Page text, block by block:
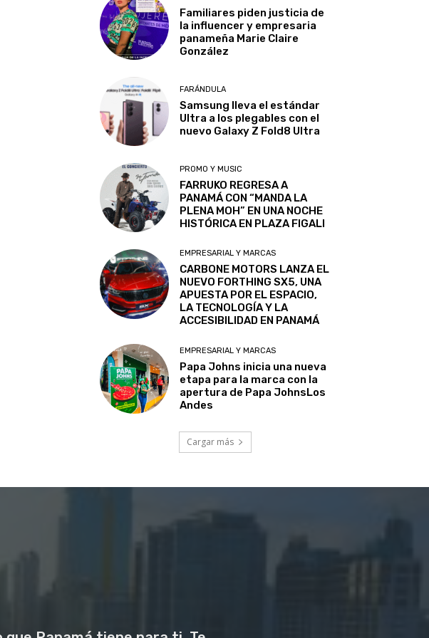
Familiares piden justicia de
la influencer y empresaria
panameña Marie Claire
González
FARÁNDULA
Samsung lleva el estándar
Ultra a los plegables con el
nuevo Galaxy Z Fold8 Ultra
PROMO Y MUSIC
FARRUKO REGRESA A
PANAMÁ CON “MANDA LA
PLENA MOH” EN UNA NOCHE
HISTÓRICA EN PLAZA FIGALI
EMPRESARIAL Y MARCAS
CARBONE MOTORS LANZA EL
NUEVO FORTHING SX5, UNA
APUESTA POR EL ESPACIO,
LA TECNOLOGÍA Y LA
ACCESIBILIDAD EN PANAMÁ
EMPRESARIAL Y MARCAS
Papa Johns inicia una nueva
etapa para la marca con la
apertura de Papa JohnsLos
Andes
Cargar más